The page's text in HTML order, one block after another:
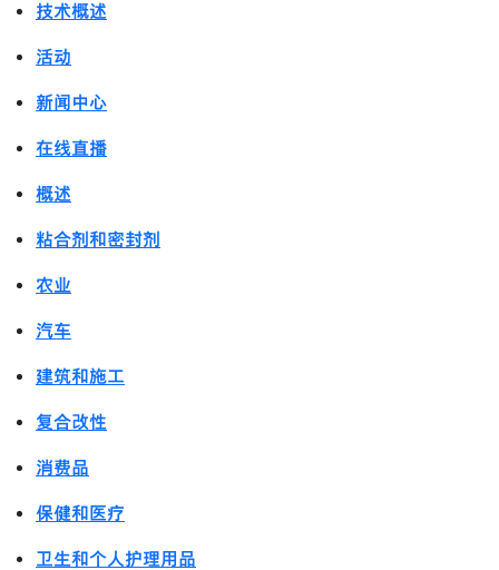
技术概述
活动
新闻中心
在线直播
概述
粘合剂和密封剂
农业
汽车
建筑和施工
复合改性
消费品
保健和医疗
卫生和个人护理用品